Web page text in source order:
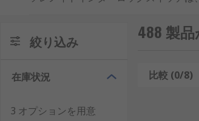
アクチュエータタイプ、IP等級、手
安全回路、保守時の解除方法を確認
ソレノイドインターロッ
ソレノイドインターロックスイッチ
が正しく挿入、または位置合わせさ
絞り込み
在庫状況
3 オプションを用意
488 製
比較 (0/8)